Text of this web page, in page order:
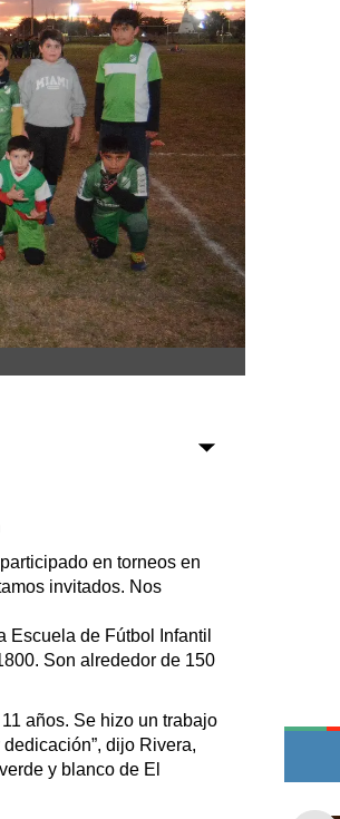
en torneos en
invitados. Nos
Escuela de Fútbol Infantil
Son alrededor de 150
años. Se hizo un trabajo
dijo Rivera,
y blanco de El